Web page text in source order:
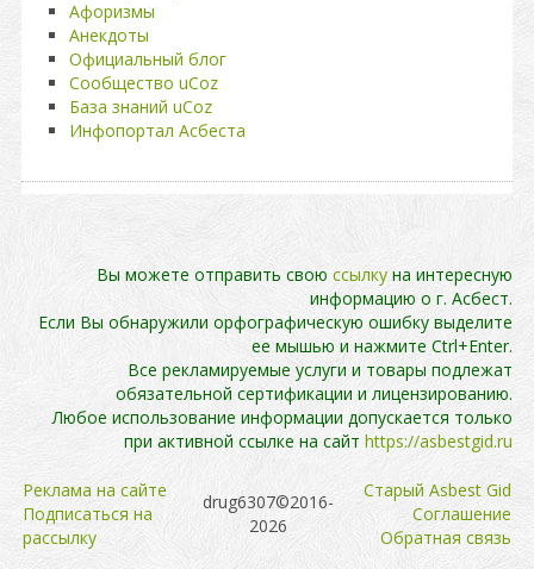
Афоризмы
Анекдоты
Официальный блог
Сообщество uCoz
База знаний uCoz
Инфопортал Асбеста
Вы можете отправить свою ссылку на интересную
информацию о г. Асбест.
Если Вы обнаружили орфографическую ошибку выделите
ее мышью и нажмите Ctrl+Enter.
Все рекламируемые услуги и товары подлежат
обязательной сертификации и лицензированию.
Любое использование информации допускается только
при активной ссылке на сайт https://asbestgid.ru
Реклама на сайте
Подписаться на
рассылку
drug6307©2016-
2026
Cтарый Asbest Gid
Cоглашение
Обратная связь